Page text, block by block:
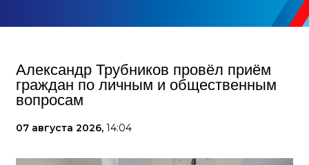
Александр Трубников провёл приём
граждан по личным и общественным
вопросам
07 августа 2026, 14:04